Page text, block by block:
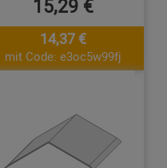
15,29 €
14,37 €
mit Code: e3oc5w99fj